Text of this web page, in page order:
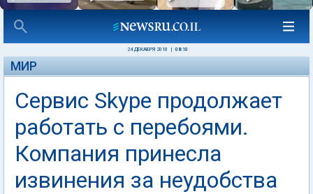
24 ДЕКАБРЯ 2010 08:10
МИР
Сервис Skype продолжает
работать с перебоями.
Компания принесла
извинения за неудобства